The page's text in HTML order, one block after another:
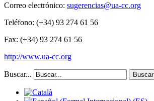
Correo electrónico: sugerencias@ua-cc.org
Teléfono: (+34) 93 274 61 56
Fax: (+34) 93 274 61 56
http://www.ua-cc.org
Buscar... Buscar